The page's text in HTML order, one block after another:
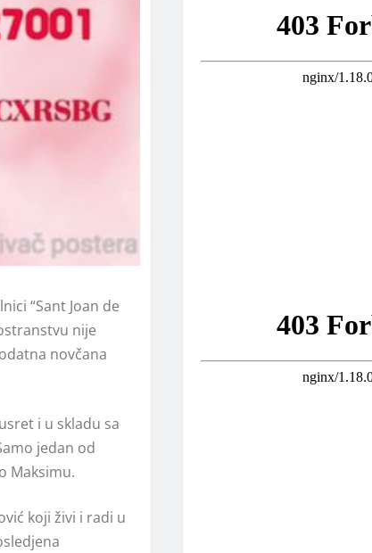
“Sant Joan de
nije
novčana
i u skladu sa
jedan od
Maksimu.
koji živi i radi u